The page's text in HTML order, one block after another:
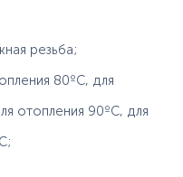
резьба;
80ºС, для
отопления 90ºС, для